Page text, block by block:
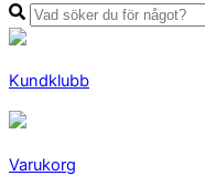
Kundklubb
Varukorg